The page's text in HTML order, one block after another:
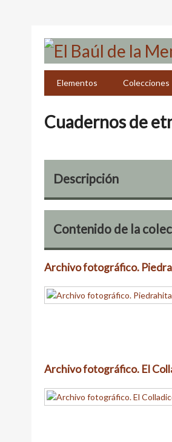
Elementos
Colecciones
Cuadernos de
Descripción
Contenido de la
Archivo fotográfico.
Archivo fotográfico. El